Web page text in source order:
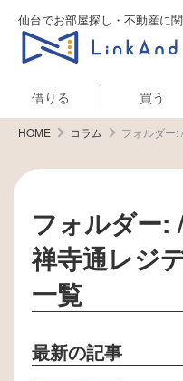
仙台でお部屋探し・不動産に
借りる 買う
HOME コラム フォルダー:
フォルダー:
禅寺通レジ
一覧
最新の記事